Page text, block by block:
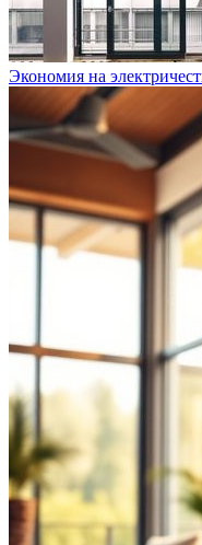
Экономия на